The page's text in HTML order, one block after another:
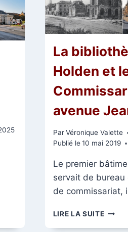
La
Holden et
avenue
Par Véronique Valette
Publié le 10 mai 2019
Le premier
servait de bureau
de commissariat,
LIRE LA SUITELA